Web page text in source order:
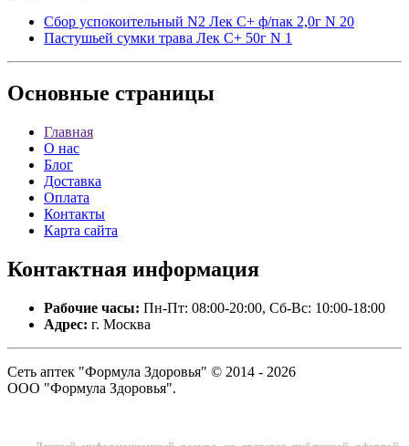
Сбор успокоительный N2 Лек С+ ф/пак 2,0г N 20
Пастушьей сумки трава Лек С+ 50г N 1
Основные страницы
Главная
О нас
Блог
Доставка
Оплата
Контакты
Карта сайта
Контактная информация
Рабочие часы: Пн-Пт: 08:00-20:00, Сб-Вс: 10:00-18:00
Адрес: г. Москва
Сеть аптек "Формула Здоровья" © 2014 - 2026
ООО "Формула Здоровья".